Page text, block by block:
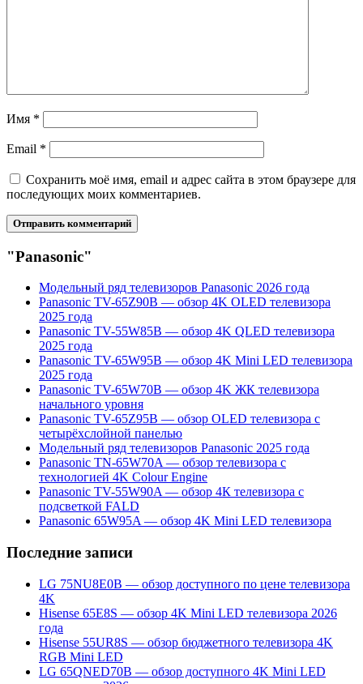
Имя *
Email *
Сохранить моё имя, email и адрес сайта в этом браузере для
последующих моих комментариев.
"Panasonic"
Модельный ряд телевизоров Panasonic 2026 года
Panasonic TV-65Z90B — обзор 4K OLED телевизора
2025 года
Panasonic TV-55W85B — обзор 4K QLED телевизора
2025 года
Panasonic TV-65W95B — обзор 4K Mini LED телевизора
2025 года
Panasonic TV-65W70B — обзор 4K ЖК телевизора
начального уровня
Panasonic TV-65Z95B — обзор OLED телевизора с
четырёхслойной панелью
Модельный ряд телевизоров Panasonic 2025 года
Panasonic TN-65W70A — обзор телевизора с
технологией 4K Colour Engine
Panasonic TV-55W90A — обзор 4К телевизора с
подсветкой FALD
Panasonic 65W95A — обзор 4K Mini LED телевизора
Последние записи
LG 75NU8E0B — обзор доступного по цене телевизора
4K
Hisense 65E8S — обзор 4K Mini LED телевизора 2026
года
Hisense 55UR8S — обзор бюджетного телевизора 4K
RGB Mini LED
LG 65QNED70B — обзор доступного 4K Mini LED